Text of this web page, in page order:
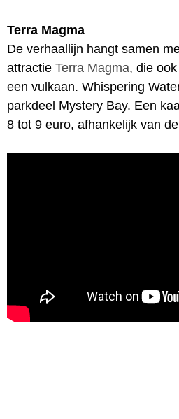
Terra Magma
De verhaallijn hangt samen
attractie Terra Magma, die
een vulkaan. Whispering
parkdeel Mystery Bay. Een
8 tot 9 euro, afhankelijk van